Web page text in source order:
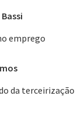
emprego
da terceirização